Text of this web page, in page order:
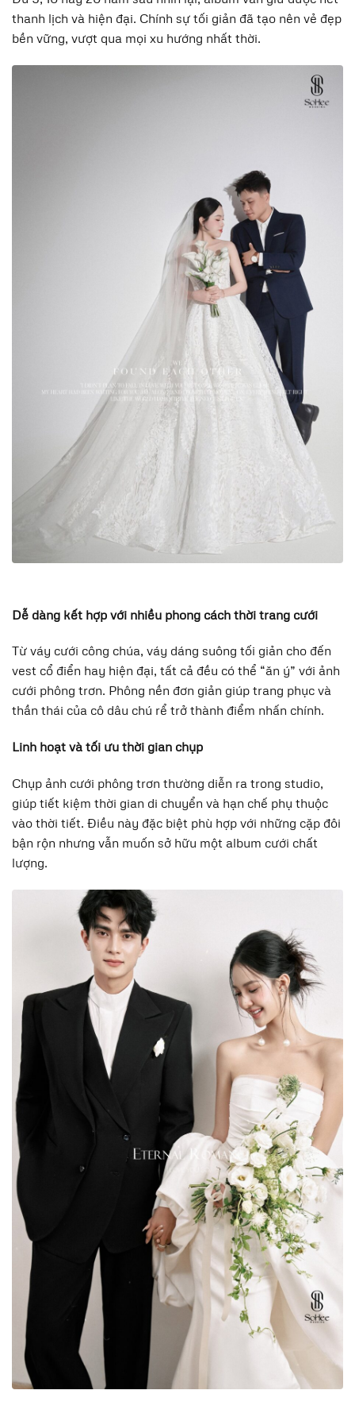
thanh lịch và hiện đại. Chính sự tối giản đã tạo nên vẻ đẹp
bền vững, vượt qua mọi xu hướng nhất thời.
Dễ dàng kết hợp với nhiều phong cách thời trang cưới
Từ váy cưới công chúa, váy dáng suông tối giản cho đến
vest cổ điển hay hiện đại, tất cả đều có thể “ăn ý” với ảnh
cưới phông trơn. Phông nền đơn giản giúp trang phục và
thần thái của cô dâu chú rể trở thành điểm nhấn chính.
Linh hoạt và tối ưu thời gian chụp
Chụp ảnh cưới phông trơn thường diễn ra trong studio,
giúp tiết kiệm thời gian di chuyển và hạn chế phụ thuộc
vào thời tiết. Điều này đặc biệt phù hợp với những cặp đôi
bận rộn nhưng vẫn muốn sở hữu một album cưới chất
lượng.